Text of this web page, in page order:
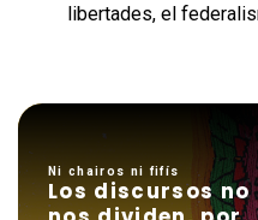
libertades, el
Ni chairos ni fifís
Los discursos no